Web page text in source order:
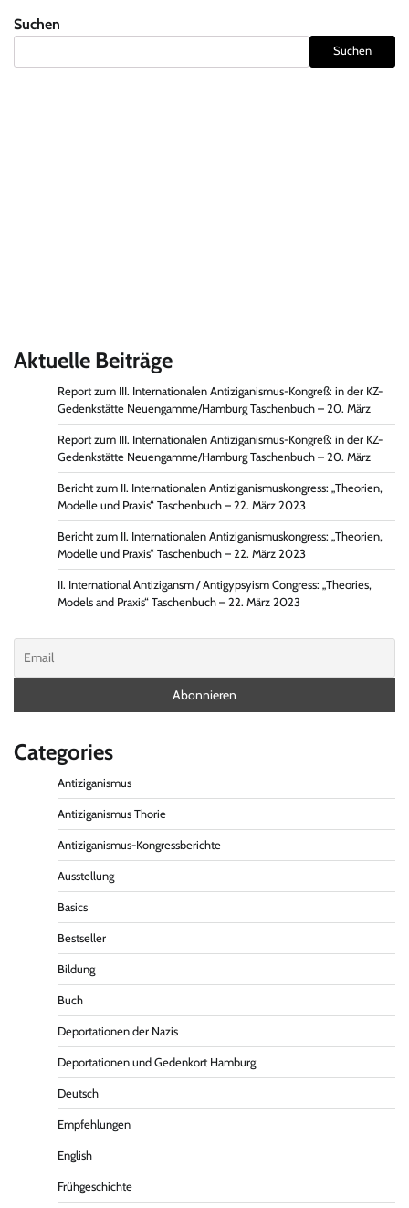
Suchen
Suchen
Aktuelle Beiträge
Report zum III. Internationalen Antiziganismus-Kongreß: in der KZ-
Gedenkstätte Neuengamme/Hamburg Taschenbuch – 20. März
Report zum III. Internationalen Antiziganismus-Kongreß: in der KZ-
Gedenkstätte Neuengamme/Hamburg Taschenbuch – 20. März
Bericht zum II. Internationalen Antiziganismuskongress: „Theorien,
Modelle und Praxis“ Taschenbuch – 22. März 2023
Bericht zum II. Internationalen Antiziganismuskongress: „Theorien,
Modelle und Praxis“ Taschenbuch – 22. März 2023
II. International Antizigansm / Antigypsyism Congress: „Theories,
Models and Praxis“ Taschenbuch – 22. März 2023
Categories
Antiziganismus
Antiziganismus Thorie
Antiziganismus-Kongressberichte
Ausstellung
Basics
Bestseller
Bildung
Buch
Deportationen der Nazis
Deportationen und Gedenkort Hamburg
Deutsch
Empfehlungen
English
Frühgeschichte